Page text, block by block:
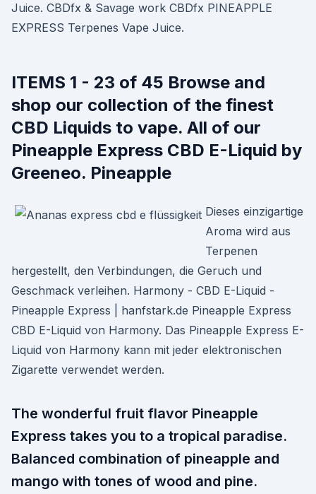
Juice. CBDfx & Savage work CBDfx PINEAPPLE
EXPRESS Terpenes Vape Juice.
ITEMS 1 - 23 of 45 Browse and
shop our collection of the finest
CBD Liquids to vape. All of our
Pineapple Express CBD E-Liquid by
Greeneo. Pineapple
Dieses einzigartige
Aroma wird aus
Terpenen
hergestellt, den Verbindungen, die Geruch und
Geschmack verleihen. Harmony - CBD E-Liquid -
Pineapple Express | hanfstark.de Pineapple Express
CBD E-Liquid von Harmony. Das Pineapple Express E-
Liquid von Harmony kann mit jeder elektronischen
Zigarette verwendet werden.
The wonderful fruit flavor Pineapple
Express takes you to a tropical paradise.
Balanced combination of pineapple and
mango with tones of wood and pine.